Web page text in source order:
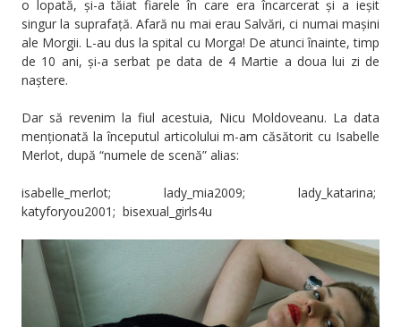
o lopată, și-a tăiat fiarele în care era încarcerat și a ieșit
singur la suprafață. Afară nu mai erau Salvări, ci numai mașini
ale Morgii. L-au dus la spital cu Morga! De atunci înainte, timp
de 10 ani, și-a serbat pe data de 4 Martie a doua lui zi de
naștere.
Dar să revenim la fiul acestuia, Nicu Moldoveanu. La data
menționată la începutul articolului m-am căsătorit cu Isabelle
Merlot, după “numele de scenă” alias:
isabelle_merlot; lady_mia2009; lady_katarina;
katyforyou2001; bisexual_girls4u